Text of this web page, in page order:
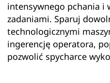
intensywnego pchania i
zadaniami. Sparuj
technologicznymi
ingerencję operatora,
pozwolić spycharce